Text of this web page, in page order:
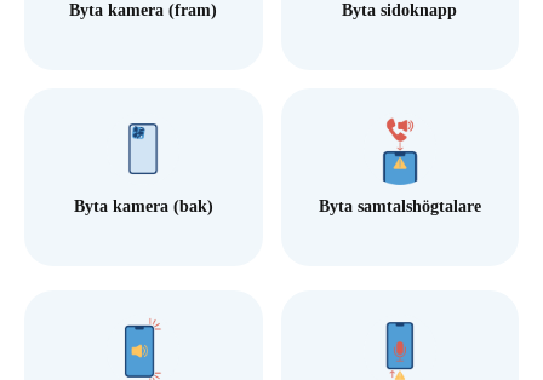
Byta kamera (fram) Byta sidoknapp
Byta kamera (bak) Byta samtalshögtalare